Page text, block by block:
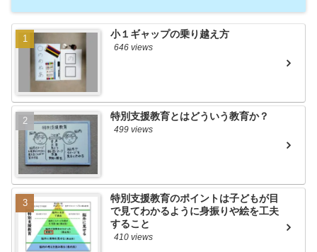
小１ギャップの乗り越え方
646 views
特別支援教育とはどういう教育か？
499 views
特別支援教育のポイントは子どもが目
で見てわかるように身振りや絵を工夫
すること
410 views